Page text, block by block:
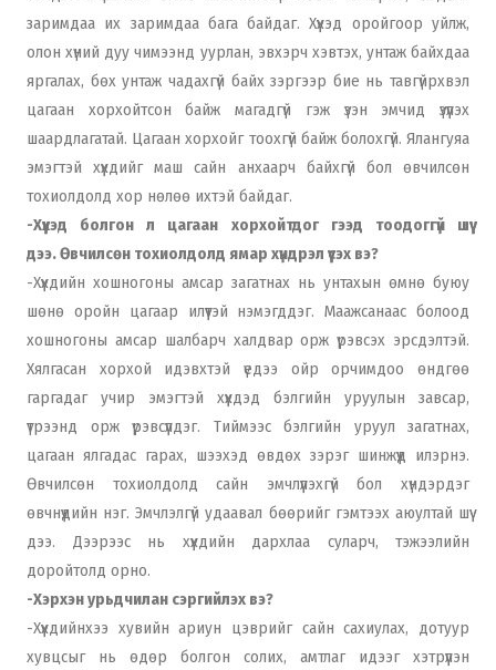
заримдаа их заримдаа бага байдаг. Хүүхэд оройгоор уйлж,
олон хүний дуу чимээнд уурлан, эвхэрч хэвтэх, унтаж байхдаа
яргалах, бөх унтаж чадахгүй байх зэргээр бие нь тавгүйрхвэл
цагаан хорхойтсон байж магадгүй гэж үзэн эмчид үзүүлэх
шаардлагатай. Цагаан хорхойг тоохгүй байж болохгүй. Ялангуяа
эмэгтэй хүүхдийг маш сайн анхаарч байхгүй бол өвчилсөн
тохиолдолд хор нөлөө ихтэй байдаг.
-Хүүхэд болгон л цагаан хорхойтдог гээд тоодоггүй шүү
дээ. Өвчилсөн тохиолдолд ямар хүндрэл үүсэх вэ?
-Хүүхдийн хошногоны амсар загатнах нь унтахын өмнө буюу
шөнө оройн цагаар илүүтэй нэмэгддэг. Маажсанаас болоод
хошногоны амсар шалбарч халдвар орж үрэвсэх эрсдэлтэй.
Хялгасан хорхой идэвхтэй үедээ ойр орчимдоо өндгөө
гаргадаг учир эмэгтэй хүүхдэд бэлгийн уруулын завсар,
үтрээнд орж үрэвсүүлдэг. Тиймээс бэлгийн уруул загатнах,
цагаан ялгадас гарах, шээхэд өвдөх зэрэг шинжүүд илэрнэ.
Өвчилсөн тохиолдолд сайн эмчлүүлэхгүй бол хүндэрдэг
өвчнүүдийн нэг. Эмчлэлгүй удаавал бөөрийг гэмтээх аюултай шүү
дээ. Дээрээс нь хүүхдийн дархлаа суларч, тэжээлийн
доройтолд орно.
-Хэрхэн урьдчилан сэргийлэх вэ?
-Хүүхдийнхээ хувийн ариун цэврийг сайн сахиулах, дотуур
хувцсыг нь өдөр болгон солих, амтлаг идээг хэтрүүлэн